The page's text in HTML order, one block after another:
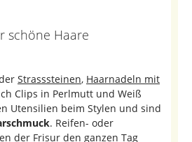
schöne Haare
Strasssteinen, Haarnadeln mit
Clips in Perlmutt und Weiß
Utensilien beim Stylen und sind
. Reifen- oder
der Frisur den ganzen Tag